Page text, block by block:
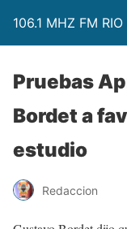
106.1 MHZ FM
Pruebas
Bordet a
estudio
Redaccion